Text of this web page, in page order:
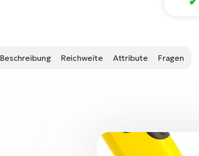
Beschreibung Reichweite Attribute Fragen